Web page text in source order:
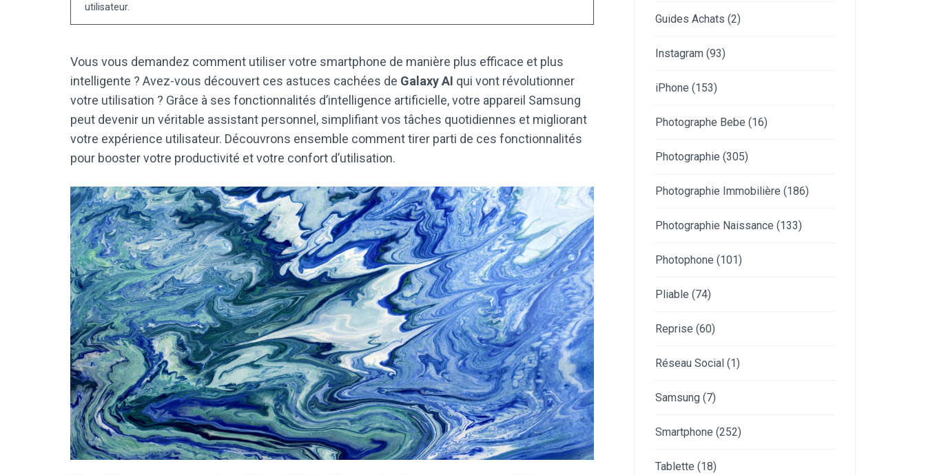
utilisateur.
Vous vous demandez comment utiliser votre smartphone de manière plus efficace et plus
intelligente ? Avez-vous découvert ces astuces cachées de Galaxy AI qui vont révolutionner
votre utilisation ? Grâce à ses fonctionnalités d’intelligence artificielle, votre appareil Samsung
peut devenir un véritable assistant personnel, simplifiant vos tâches quotidiennes et migliorant
votre expérience utilisateur. Découvrons ensemble comment tirer parti de ces fonctionnalités
pour booster votre productivité et votre confort d’utilisation.
Guides Achats (2)
Instagram (93)
iPhone (153)
Photographe Bebe (16)
Photographie (305)
Photographie Immobilière (186)
Photographie Naissance (133)
Photophone (101)
Pliable (74)
Reprise (60)
Réseau Social (1)
Samsung (7)
Smartphone (252)
Tablette (18)